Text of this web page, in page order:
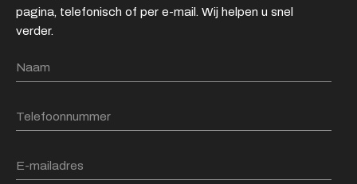
pagina, telefonisch of per e-mail. Wij helpen u snel
verder.